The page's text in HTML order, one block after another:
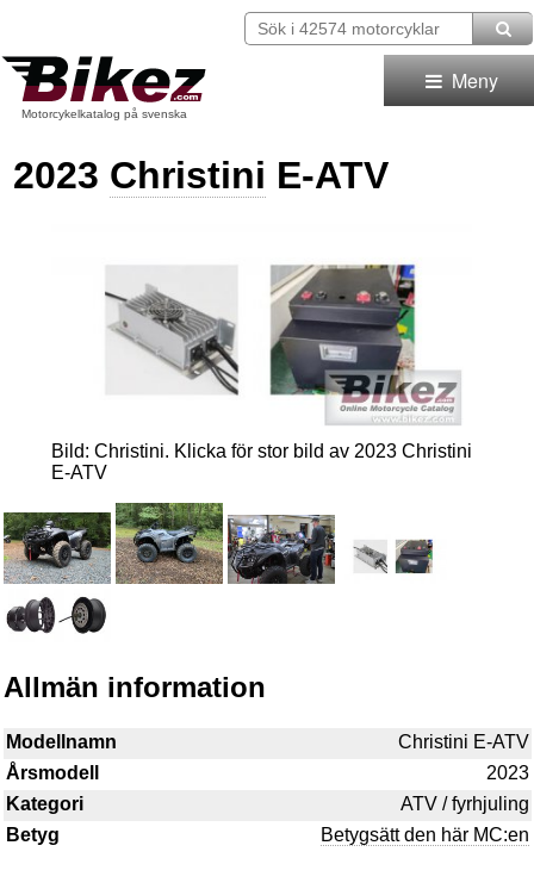
Motorcykelkatalog på svenska
Meny
2023 Christini E-ATV
Bild: Christini. Klicka för stor bild av 2023 Christini
E-ATV
Allmän information
Modellnamn
Christini E-ATV
Årsmodell
2023
Kategori
ATV / fyrhjuling
Betyg
Betygsätt den här MC:en